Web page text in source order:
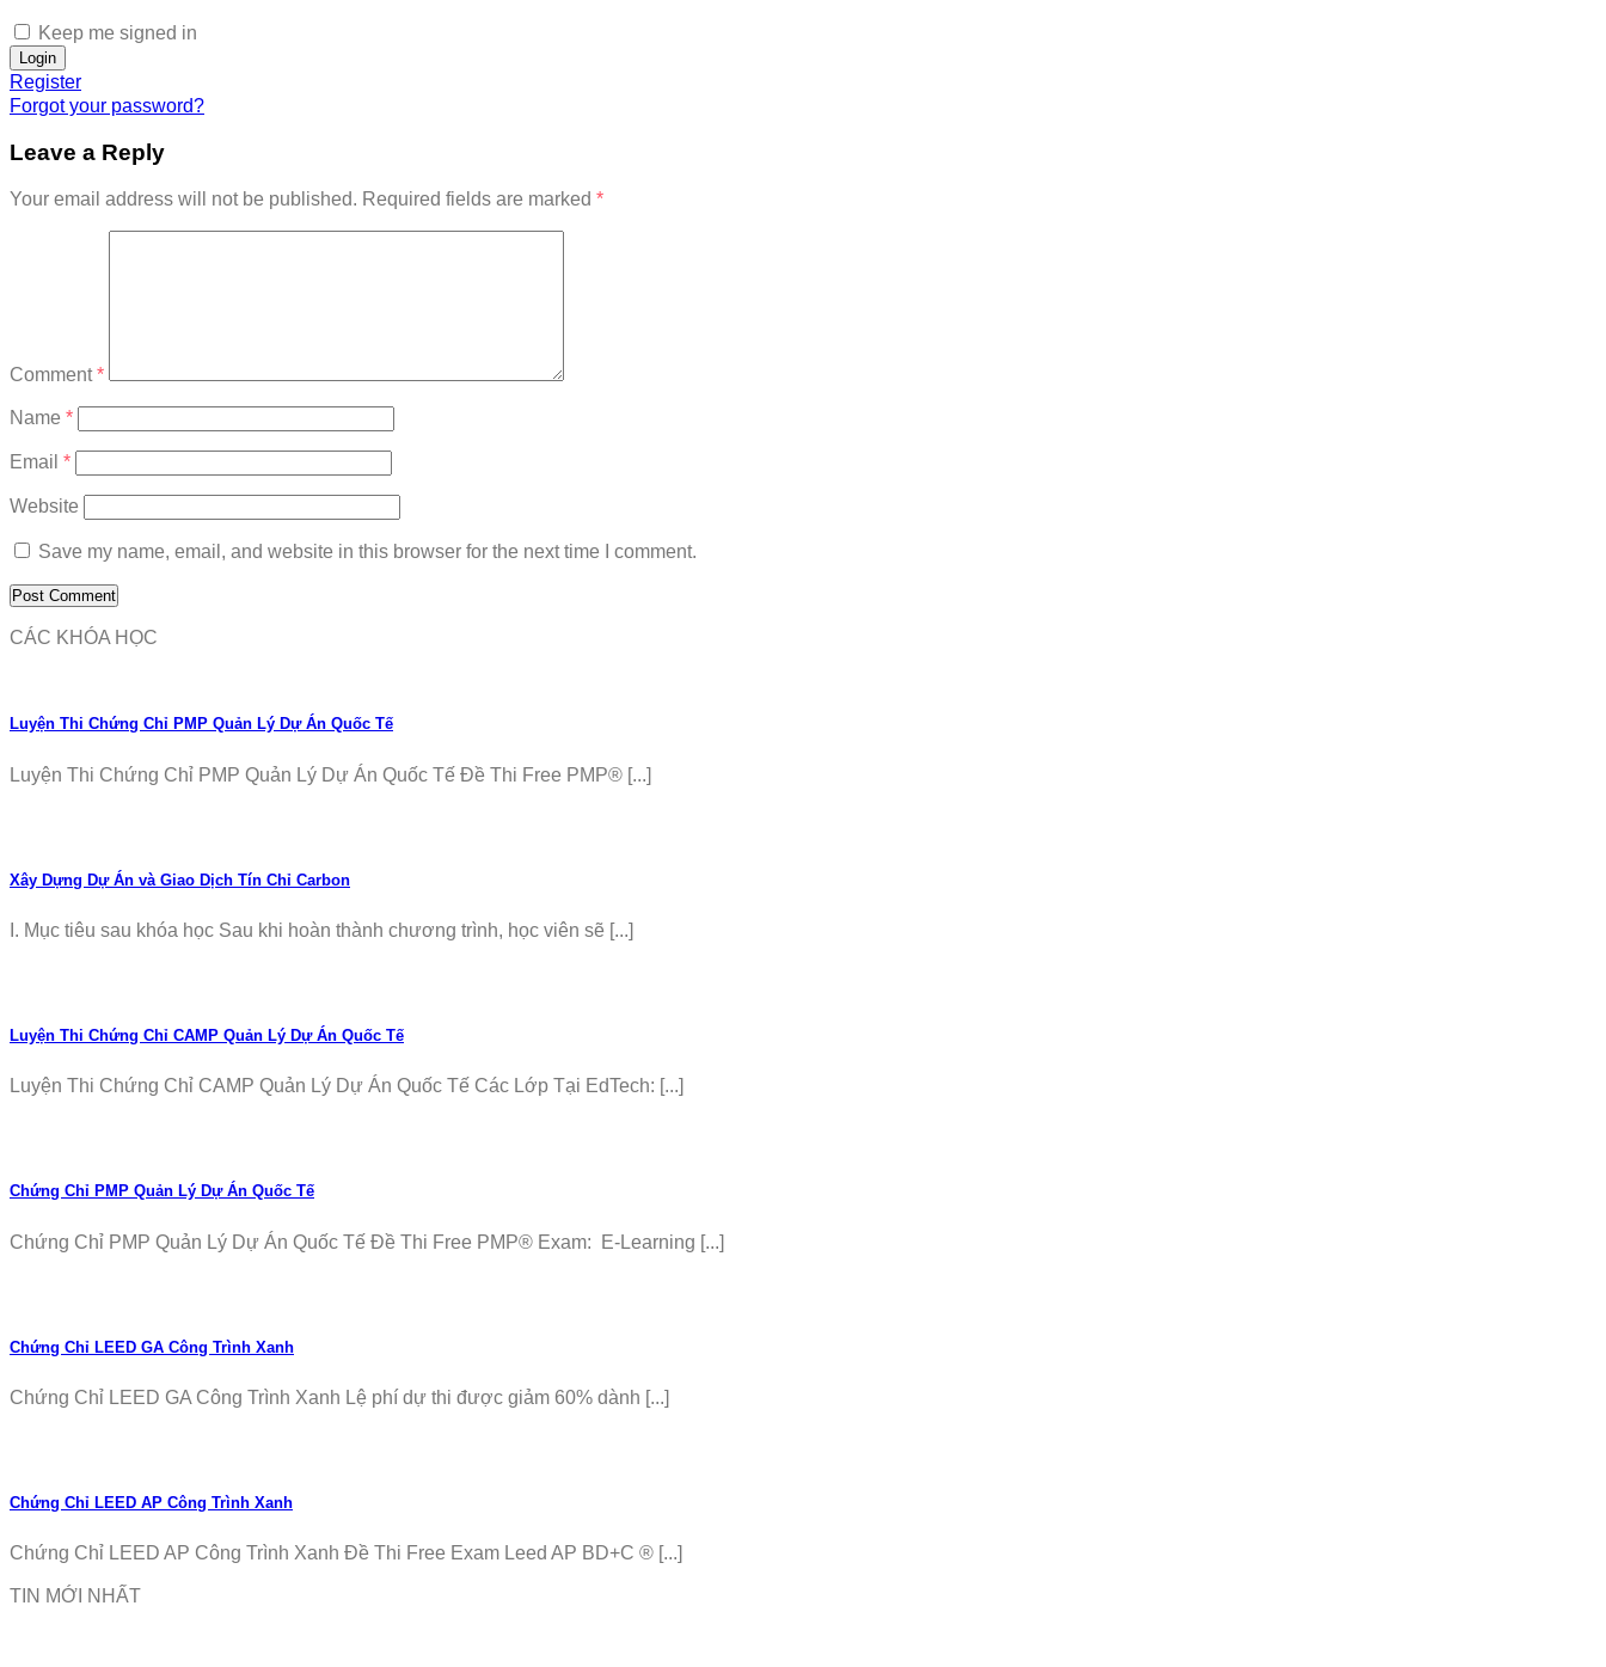
Keep me signed in
Register
Forgot your password?
Leave a Reply
Your email address will not be published. Required fields are marked *
Comment*
Name *
Email *
Website
Save my name, email, and website in this browser for the next time I comment.
CÁC KHÓA HỌC
Luyện Thi Chứng Chỉ PMP Quản Lý Dự Án Quốc Tế
Luyện Thi Chứng Chỉ PMP Quản Lý Dự Án Quốc Tế Đề Thi Free PMP® [...]
Xây Dựng Dự Án và Giao Dịch Tín Chỉ Carbon
I. Mục tiêu sau khóa học Sau khi hoàn thành chương trình, học viên sẽ [...]
Luyện Thi Chứng Chỉ CAMP Quản Lý Dự Án Quốc Tế
Luyện Thi Chứng Chỉ CAMP Quản Lý Dự Án Quốc Tế Các Lớp Tại EdTech: [...]
Chứng Chỉ PMP Quản Lý Dự Án Quốc Tế
Chứng Chỉ PMP Quản Lý Dự Án Quốc Tế Đề Thi Free PMP® Exam: E-Learning [...]
Chứng Chỉ LEED GA Công Trình Xanh
Chứng Chỉ LEED GA Công Trình Xanh Lệ phí dự thi được giảm 60% dành [...]
Chứng Chỉ LEED AP Công Trình Xanh
Chứng Chỉ LEED AP Công Trình Xanh Đề Thi Free Exam Leed AP BD+C ® [...]
TIN MỚI NHẤT